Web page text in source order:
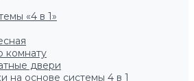
«4 в 1»
комнату
двери
на основе системы 4 в 1